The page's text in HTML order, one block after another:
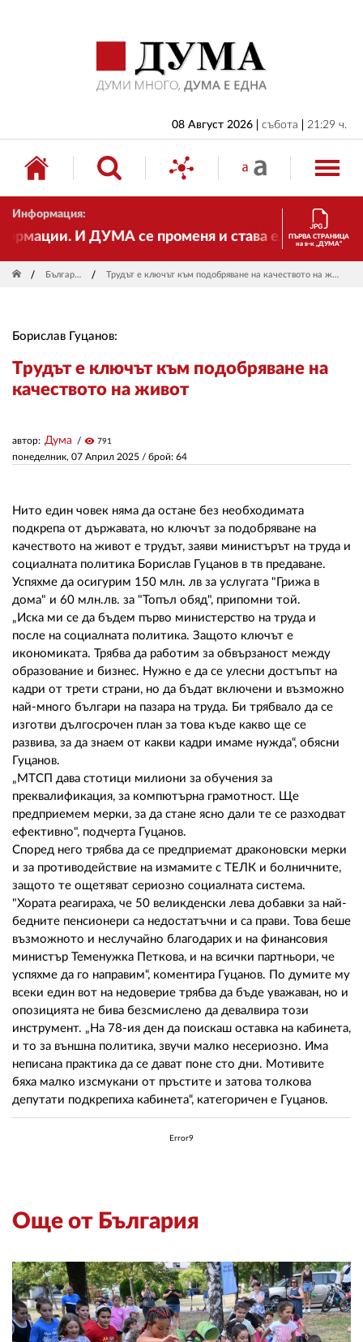
08 Август 2026 събота 21:29 ч.
Информация:
И ДУМА се променя и става електронноПЪРВА СТРАНИЦА
на в-к „ДУМА“
България Трудът е ключът към подобряване на качеството на живот
Борислав Гуцанов:
Трудът е ключът към подобряване на
качеството на живот
понеделник, 07 Април 2025 / брой: 64
автор: Дума visibility 791
Нито един човек няма да остане без необходимата
подкрепа от държавата, но ключът за подобряване на
качеството на живот е трудът, заяви министърът на труда и
социалната политика Борислав Гуцанов в тв предаване.
Успяхме да осигурим 150 млн. лв за услугата "Грижа в
дома" и 60 млн.лв. за "Топъл обяд", припомни той.
„Иска ми се да бъдем първо министерство на труда и
после на социалната политика. Защото ключът е
икономиката. Трябва да работим за обвързаност между
образование и бизнес. Нужно е да се улесни достъпът на
кадри от трети страни, но да бъдат включени и възможно
най-много българи на пазара на труда. Би трябвало да се
изготви дългосрочен план за това къде какво ще се
развива, за да знаем от какви кадри имаме нужда“, обясни
Гуцанов.
„МТСП дава стотици милиони за обучения за
преквалификация, за компютърна грамотност. Ще
предприемем мерки, за да стане ясно дали те се разходват
ефективно", подчерта Гуцанов.
Според него трябва да се предприемат драконовски мерки
и за противодействие на измамите с ТЕЛК и болничните,
защото те ощетяват сериозно социалната система.
"Хората реагираха, че 50 великденски лева добавки за най-
бедните пенсионери са недостатъчни и са прави. Това беше
възможното и неслучайно благодарих и на финансовия
министър Теменужка Петкова, и на всички партньори, че
успяхме да го направим“, коментира Гуцанов. По думите му
всеки един вот на недоверие трябва да бъде уважаван, но и
опозицията не бива безсмислено да девалвира този
инструмент. „На 78-ия ден да поискаш оставка на кабинета,
и то за външна политика, звучи малко несериозно. Има
неписана практика да се дават поне сто дни. Мотивите
бяха малко изсмукани от пръстите и затова толкова
депутати подкрепиха кабинета“, категоричен е Гуцанов.
Error9
Още от България
БЪЛГАРИЯ
ИКОНОМИКА
ИЗБОРИ
СВЯТ
КОНТАКТИ
РЕКЛАМА
АБОНАМЕНТ
УСЛОВИЯ ЗА ПОЛЗВАНЕ
ПОЛИТИКА ЗА БИСКВИТКИТЕ
ПОВЕРИТЕЛНОСТ
02 975 20 35